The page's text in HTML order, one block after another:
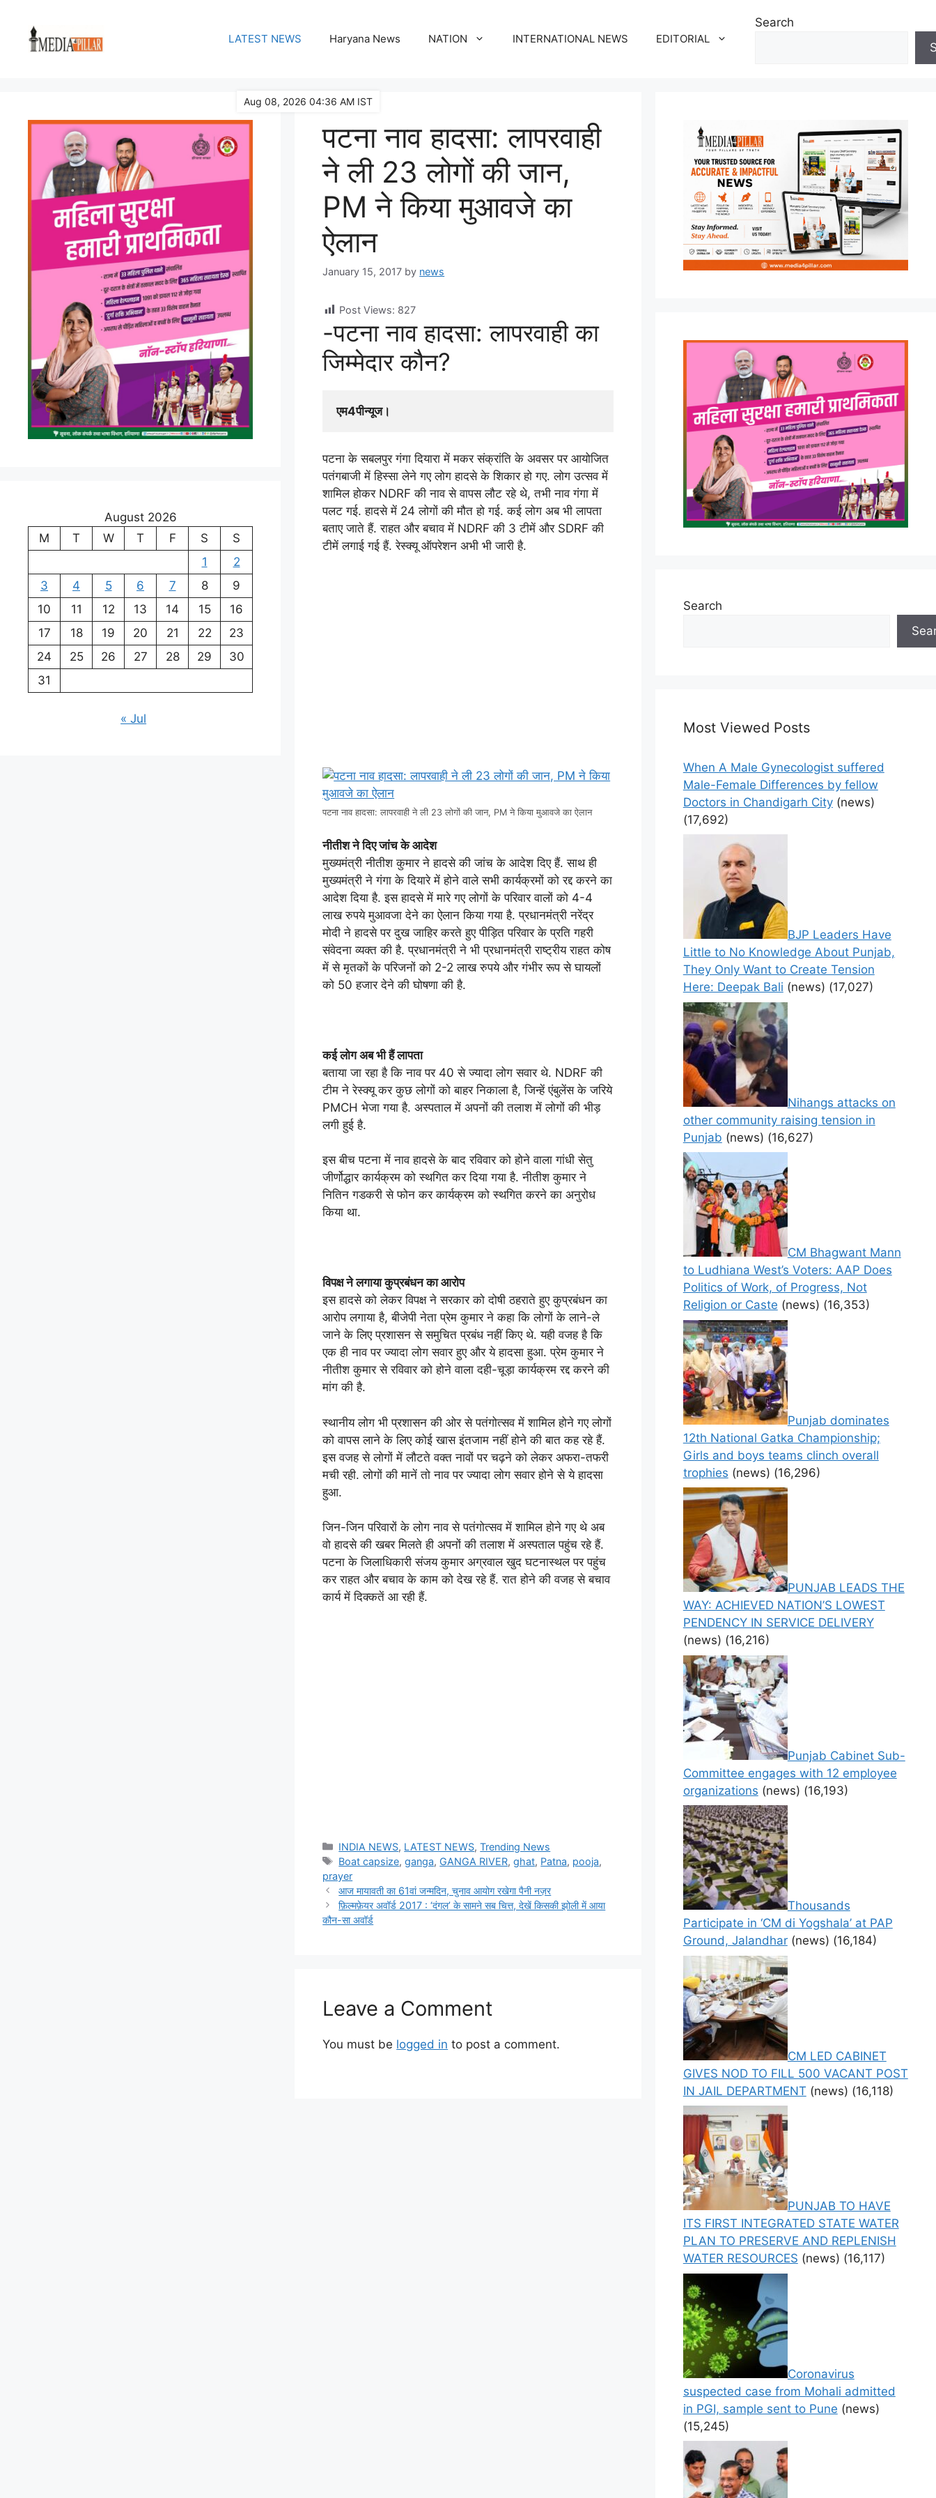
content
LATEST NEWS Haryana News NATION INTERNATIONAL NEWS EDITORIAL
Search
पटना नाव हादसा: लापरवाही
ने ली 23 लोगों की जान,
PM ने किया मुआवजे का
ऐलान
January 15, 2017 by news
Post Views: 827
-पटना नाव हादसा: लापरवाही का
जिम्मेदार कौन?
एम4पीन्यूज।
पटना के सबलपुर गंगा दियारा में मकर संक्रांति के अवसर पर आयोजित
पतंगबाजी में हिस्सा लेने गए लोग हादसे के शिकार हो गए. लोग उत्सव में
शामिल होकर NDRF की नाव से वापस लौट रहे थे, तभी नाव गंगा में
पलट गई. हादसे में 24 लोगों की मौत हो गई. कई लोग अब भी लापता
बताए जाते हैं. राहत और बचाव में NDRF की 3 टीमें और SDRF की
टीमें लगाई गई हैं. रेस्क्यू ऑपरेशन अभी भी जारी है.
पटना नाव हादसा: लापरवाही ने ली 23 लोगों की जान, PM ने किया मुआवजे का ऐलान
नीतीश ने दिए जांच के आदेश
मुख्यमंत्री नीतीश कुमार ने हादसे की जांच के आदेश दिए हैं. साथ ही
मुख्यमंत्री ने गंगा के दियारे में होने वाले सभी कार्यक्रमों को रद्द करने का
आदेश दिया है. इस हादसे में मारे गए लोगों के परिवार वालों को 4-4
लाख रुपये मुआवजा देने का ऐलान किया गया है. प्रधानमंत्री नरेंद्र
मोदी ने हादसे पर दुख जाहिर करते हुए पीड़ित परिवार के प्रति गहरी
संवेदना व्यक्त की है. प्रधानमंत्री ने भी प्रधानमंत्री राष्ट्रीय राहत कोष
में से मृतकों के परिजनों को 2-2 लाख रुपये और गंभीर रूप से घायलों
को 50 हजार देने की घोषणा की है.
कई लोग अब भी हैं लापता
बताया जा रहा है कि नाव पर 40 से ज्यादा लोग सवार थे. NDRF की
टीम ने रेस्क्यू कर कुछ लोगों को बाहर निकाला है, जिन्हें एंबुलेंस के जरिये
PMCH भेजा गया है. अस्पताल में अपनों की तलाश में लोगों की भीड़
लगी हुई है.
इस बीच पटना में नाव हादसे के बाद रविवार को होने वाला गांधी सेतु
जीर्णोद्धार कार्यक्रम को स्थगित कर दिया गया है. नीतीश कुमार ने
नितिन गडकरी से फोन कर कार्यक्रम को स्थगित करने का अनुरोध
किया था.
विपक्ष ने लगाया कुप्रबंधन का आरोप
इस हादसे को लेकर विपक्ष ने सरकार को दोषी ठहराते हुए कुप्रबंधन का
आरोप लगाया है, बीजेपी नेता प्रेम कुमार ने कहा कि लोगों के लाने-ले
जाने के लिए प्रशासन से समुचित प्रबंध नहीं किए थे. यही वजह है कि
एक ही नाव पर ज्यादा लोग सवार हुए और ये हादसा हुआ. प्रेम कुमार ने
नीतीश कुमार से रविवार को होने वाला दही-चूड़ा कार्यक्रम रद्द करने की
मांग की है.
स्थानीय लोग भी प्रशासन की ओर से पतंगोत्सव में शामिल होने गए लोगों
को वापस लाने के लिए कोई खास इंतजाम नहीं होने की बात कह रहे हैं.
इस वजह से लोगों में लौटते वक्त नावों पर चढ़ने को लेकर अफरा-तफरी
मची रही. लोगों की मानें तो नाव पर ज्यादा लोग सवार होने से ये हादसा
हुआ.
जिन-जिन परिवारों के लोग नाव से पतंगोत्सव में शामिल होने गए थे अब
वो हादसे की खबर मिलते ही अपनों की तलाश में अस्पताल पहुंच रहे हैं.
पटना के जिलाधिकारी संजय कुमार अग्रवाल खुद घटनास्थल पर पहुंच
कर राहत और बचाव के काम को देख रहे हैं. रात होने की वजह से बचाव
कार्य में दिक्कतें आ रही हैं.
Categories
INDIA NEWS, LATEST NEWS,Trending News
Tags
Boat capsize,ganga, GANGA RIVER,ghat, Patna, pooja,
prayer
आज मायावती का 61वां जन्मदिन, चुनाव आयोग रखेगा पैनी नज़र
फ़िल्मफ़ेयर अवॉर्ड 2017 : ‘दंगल’ के सामने सब चित्त, देखें किसकी झोली में आया
कौन-सा अवॉर्ड
Leave a Comment
You must be logged in to post a comment.
August 2026
M
T W T F S
S
1
2
3
4 5 6 7 8
9
10
11 12 13 14 15
16
17
18 19 20 21 22
23
24
25 26 27 28 29
30
31
« Jul
Search
Most Viewed Posts
When A Male Gynecologist suffered
Male-Female Differences by fellow
Doctors in Chandigarh City (news)
(17,692)
BJP Leaders Have
Little to No Knowledge About Punjab,
They Only Want to Create Tension
Here: Deepak Bali (news) (17,027)
Nihangs attacks on
other community raising tension in
Punjab (news) (16,627)
CM Bhagwant Mann
to Ludhiana West’s Voters: AAP Does
Politics of Work, of Progress, Not
Religion or Caste (news) (16,353)
Punjab dominates
12th National Gatka Championship;
Girls and boys teams clinch overall
trophies (news) (16,296)
PUNJAB LEADS THE
WAY: ACHIEVED NATION’S LOWEST
PENDENCY IN SERVICE DELIVERY
(news) (16,216)
Punjab Cabinet Sub-
Committee engages with 12 employee
organizations (news) (16,193)
Thousands
Participate in ‘CM di Yogshala’ at PAP
Ground, Jalandhar (news) (16,184)
CM LED CABINET
GIVES NOD TO FILL 500 VACANT POST
IN JAIL DEPARTMENT (news) (16,118)
PUNJAB TO HAVE
ITS FIRST INTEGRATED STATE WATER
PLAN TO PRESERVE AND REPLENISH
WATER RESOURCES (news) (16,117)
Coronavirus
suspected case from Mohali admitted
in PGI, sample sent to Pune (news)
(15,245)
Aug 08, 2026 04:36 AM IST